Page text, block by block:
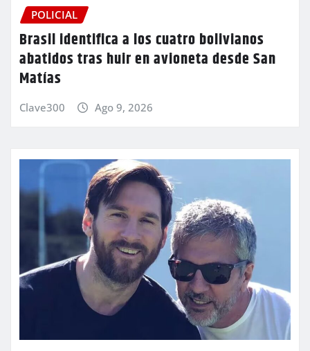
POLICIAL
Brasil identifica a los cuatro bolivianos
abatidos tras huir en avioneta desde San
Matías
Clave300 Ago 9, 2026